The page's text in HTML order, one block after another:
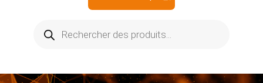
produits